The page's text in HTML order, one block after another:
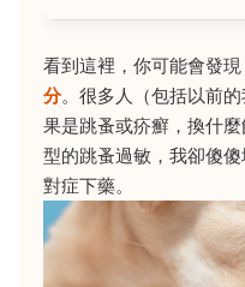
看到這裡，你可能會發現
分。很多人（包括以前
果是跳蚤或疥癬，換什
型的跳蚤過敏，我卻傻
對症下藥。